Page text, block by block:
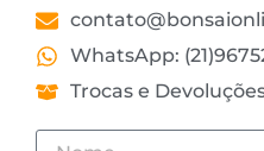
WhatsApp:
Trocas e